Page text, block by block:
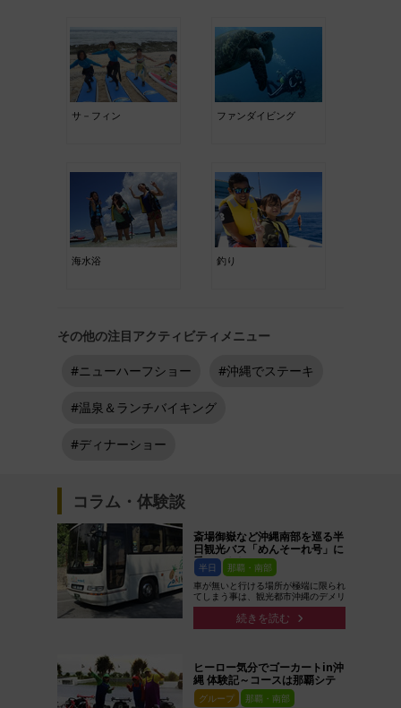
サ－フィン ファンダイビング
海水浴 釣り
その他の注目アクティビティメニュー
#ニューハーフショー #沖縄でステーキ
#温泉＆ランチバイキング
#ディナーショー
コラム・体験談
斎場御嶽など沖縄南部を巡る半
日観光バス「めんそーれ号」に
乗ってきた
半日
那覇・南部
車が無いと行ける場所が極端に限られ
てしまう事は、観光都市沖縄のデメリ
ットかもしれません。もし最終日に半
日余裕がある場合...
続きを読む
ヒーロー気分でゴーカートin沖
縄 体験記～コースは那覇シテ
ィ～
グループ
那覇・南部